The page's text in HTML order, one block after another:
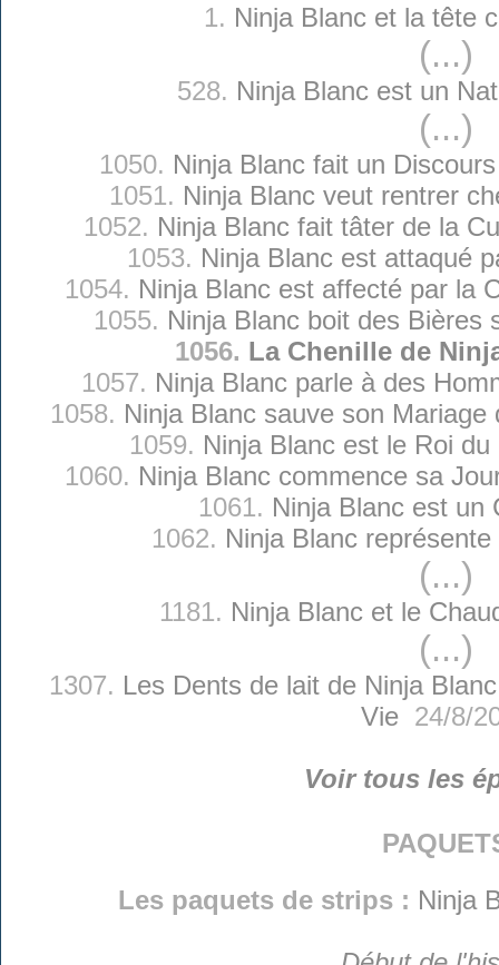
1. Ninja Blanc et la tête
(...)
528. Ninja Blanc est un
(...)
1050. Ninja Blanc fait un
1051. Ninja Blanc veut rentrer
1052. Ninja Blanc fait tâter de la
1053. Ninja Blanc est attaqué
1054. Ninja Blanc est affecté par la
1055. Ninja Blanc boit des Bières
1056. La Chenille de
1057. Ninja Blanc parle à des
1058. Ninja Blanc sauve son Mariage
1059. Ninja Blanc est le Roi du
1060. Ninja Blanc commence sa
1061. Ninja Blanc est un
1062. Ninja Blanc
(...)
1181. Ninja Blanc et le
(...)
1307. Les Dents de lait de Ninja
Vie24/8/
Voir tous les
Les paquets de strips : Ninja